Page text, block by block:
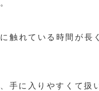
触れている時間が長
手に入りやすくて扱